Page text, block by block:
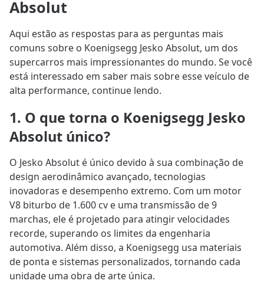
Absolut
Aqui estão as respostas para as perguntas mais
comuns sobre o Koenigsegg Jesko Absolut, um dos
supercarros mais impressionantes do mundo. Se você
está interessado em saber mais sobre esse veículo de
alta performance, continue lendo.
1. O que torna o Koenigsegg Jesko
Absolut único?
O Jesko Absolut é único devido à sua combinação de
design aerodinâmico avançado, tecnologias
inovadoras e desempenho extremo. Com um motor
V8 biturbo de 1.600 cv e uma transmissão de 9
marchas, ele é projetado para atingir velocidades
recorde, superando os limites da engenharia
automotiva. Além disso, a Koenigsegg usa materiais
de ponta e sistemas personalizados, tornando cada
unidade uma obra de arte única.